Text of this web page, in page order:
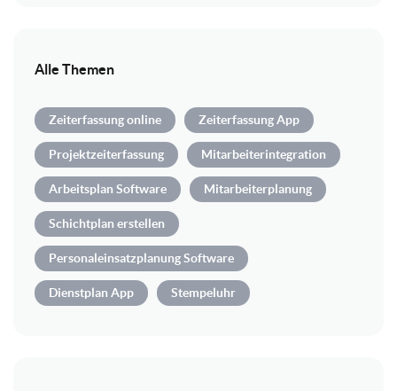
Alle Themen
Zeiterfassung online Zeiterfassung App
Projektzeiterfassung Mitarbeiterintegration
Arbeitsplan Software Mitarbeiterplanung
Schichtplan erstellen
Personaleinsatzplanung Software
Dienstplan App Stempeluhr